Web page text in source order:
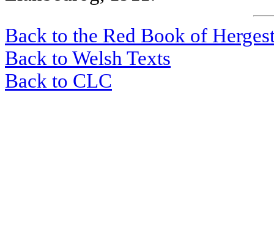
Back to the Red Book of
Back to Welsh Texts
Back to CLC